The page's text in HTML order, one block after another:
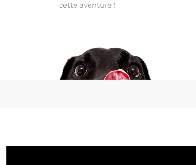
cette aventure !